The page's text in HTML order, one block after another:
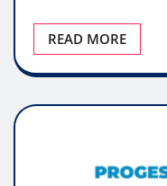
READ MORE